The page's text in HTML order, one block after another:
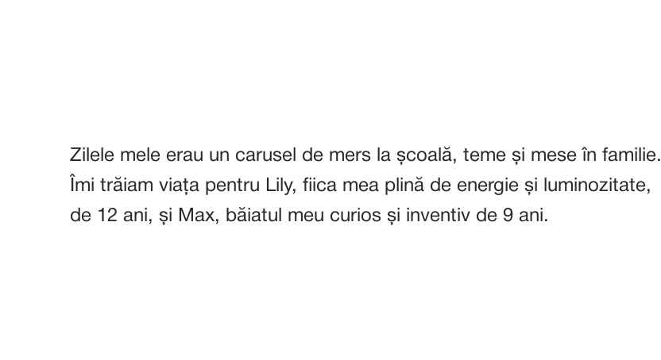
Zilele mele erau un carusel de mers la școală, teme și mese în familie.
Îmi trăiam viața pentru Lily, fiica mea plină de energie și luminozitate,
de 12 ani, și Max, băiatul meu curios și inventiv de 9 ani.